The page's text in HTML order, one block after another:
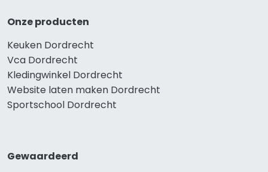
Onze producten
Keuken Dordrecht
Vca Dordrecht
Kledingwinkel Dordrecht
Website laten maken Dordrecht
Sportschool Dordrecht
Gewaardeerd